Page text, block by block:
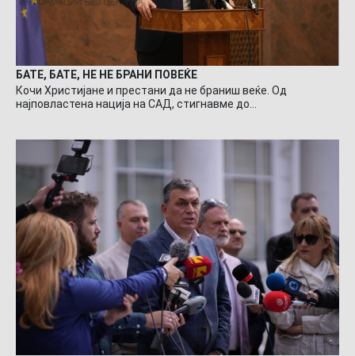
БАТЕ, БАТЕ, НЕ НЕ БРАНИ ПОВЕЌЕ
Кочи Христијане и престани да не браниш веќе. Од
најповластена нација на САД, стигнавме до…